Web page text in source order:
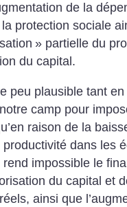
de la
protection sociale
» partielle du
du capital.
peu plausible tant
camp pour
raison de la
dans les
impossible le
du capital et
ainsi que